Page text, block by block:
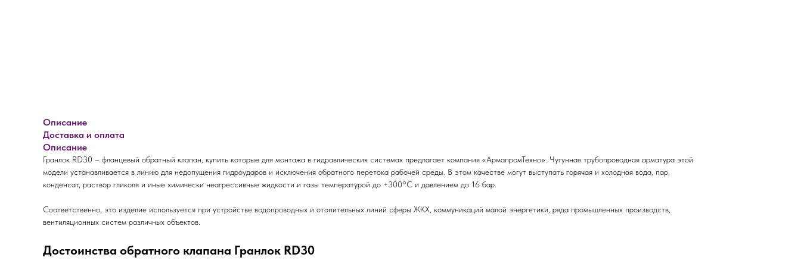
Описание
Доставка и оплата
Описание
Гранлок RD30 – фланцевый обратный клапан, купить которые для монтажа в гидравлических системах предлагает компания «АрмапромТехно». Чугунная трубопроводная арматура этой
модели устанавливается в линию для недопущения гидроударов и исключения обратного перетока рабочей среды. В этом качестве могут выступать горячая и холодная вода, пар,
конденсат, раствор гликоля и иные химически неагрессивные жидкости и газы температурой до +300°С и давлением до 16 бар.
Соответственно, это изделие используется при устройстве водопроводных и отопительных линий сферы ЖКХ, коммуникаций малой энергетики, ряда промышленных производств,
вентиляционных систем различных объектов.
Достоинства обратного клапана Гранлок RD30